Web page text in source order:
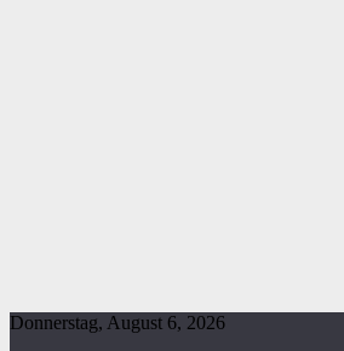
Donnerstag, August 6, 2026